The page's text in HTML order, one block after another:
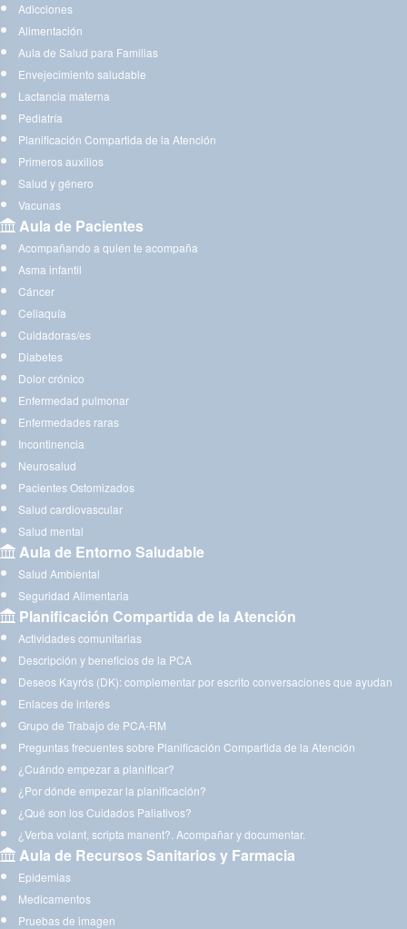
Adicciones
Alimentación
Aula de Salud para Familias
Envejecimiento saludable
Lactancia materna
Pediatría
Planificación Compartida de la Atención
Primeros auxilios
Salud y género
Vacunas
Aula de Pacientes
Acompañando a quien te acompaña
Asma infantil
Cáncer
Celiaquía
Cuidadoras/es
Diabetes
Dolor crónico
Enfermedad pulmonar
Enfermedades raras
Incontinencia
Neurosalud
Pacientes Ostomizados
Salud cardiovascular
Salud mental
Aula de Entorno Saludable
Salud Ambiental
Seguridad Alimentaria
Planificación Compartida de la Atención
Actividades comunitarias
Descripción y beneficios de la PCA
Deseos Kayrós (DK): complementar por escrito conversaciones que ayudan
Enlaces de interés
Grupo de Trabajo de PCA-RM
Preguntas frecuentes sobre Planificación Compartida de la Atención
¿Cuándo empezar a planificar?
¿Por dónde empezar la planificación?
¿Qué son los Cuidados Paliativos?
¿Verba volant, scripta manent?. Acompañar y documentar.
Aula de Recursos Sanitarios y Farmacia
Epidemias
Medicamentos
Pruebas de imagen